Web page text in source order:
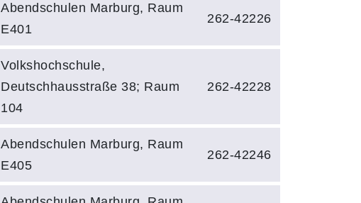
Abendschulen Marburg, Raum
E401
262-42226
Volkshochschule,
Deutschhausstraße 38; Raum
104
262-42228
Abendschulen Marburg, Raum
E405
262-42246